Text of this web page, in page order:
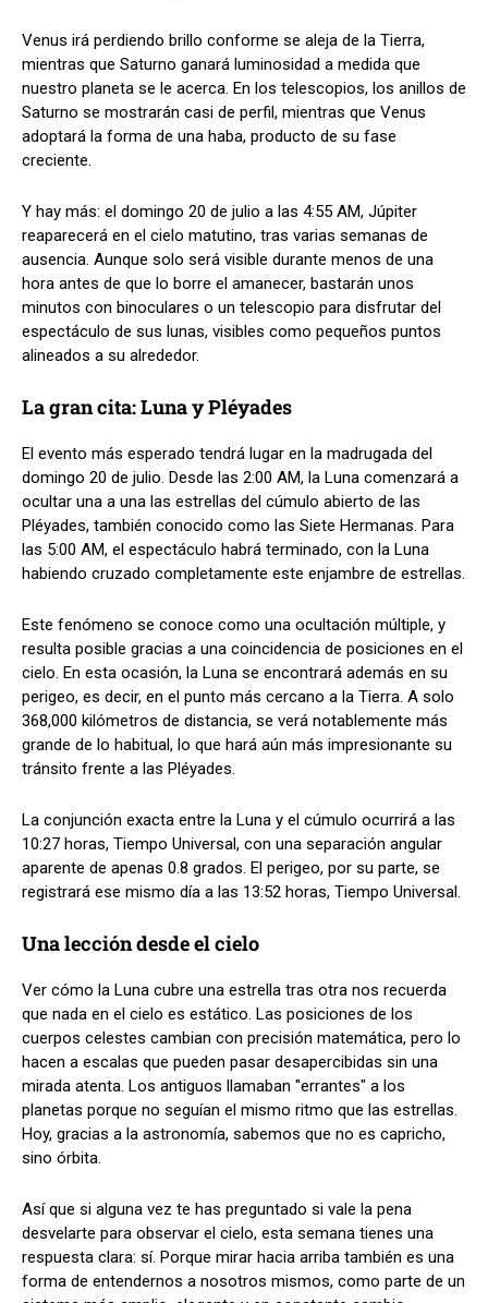
Venus irá perdiendo brillo conforme se aleja de la Tierra,
mientras que Saturno ganará luminosidad a medida que
nuestro planeta se le acerca. En los telescopios, los anillos de
Saturno se mostrarán casi de perfil, mientras que Venus
adoptará la forma de una haba, producto de su fase
creciente.
Y hay más: el domingo 20 de julio a las 4:55 AM, Júpiter
reaparecerá en el cielo matutino, tras varias semanas de
ausencia. Aunque solo será visible durante menos de una
hora antes de que lo borre el amanecer, bastarán unos
minutos con binoculares o un telescopio para disfrutar del
espectáculo de sus lunas, visibles como pequeños puntos
alineados a su alrededor.
La gran cita: Luna y Pléyades
El evento más esperado tendrá lugar en la madrugada del
domingo 20 de julio. Desde las 2:00 AM, la Luna comenzará a
ocultar una a una las estrellas del cúmulo abierto de las
Pléyades, también conocido como las Siete Hermanas. Para
las 5:00 AM, el espectáculo habrá terminado, con la Luna
habiendo cruzado completamente este enjambre de estrellas.
Este fenómeno se conoce como una ocultación múltiple, y
resulta posible gracias a una coincidencia de posiciones en el
cielo. En esta ocasión, la Luna se encontrará además en su
perigeo, es decir, en el punto más cercano a la Tierra. A solo
368,000 kilómetros de distancia, se verá notablemente más
grande de lo habitual, lo que hará aún más impresionante su
tránsito frente a las Pléyades.
La conjunción exacta entre la Luna y el cúmulo ocurrirá a las
10:27 horas, Tiempo Universal, con una separación angular
aparente de apenas 0.8 grados. El perigeo, por su parte, se
registrará ese mismo día a las 13:52 horas, Tiempo Universal.
Una lección desde el cielo
Ver cómo la Luna cubre una estrella tras otra nos recuerda
que nada en el cielo es estático. Las posiciones de los
cuerpos celestes cambian con precisión matemática, pero lo
hacen a escalas que pueden pasar desapercibidas sin una
mirada atenta. Los antiguos llamaban "errantes" a los
planetas porque no seguían el mismo ritmo que las estrellas.
Hoy, gracias a la astronomía, sabemos que no es capricho,
sino órbita.
Así que si alguna vez te has preguntado si vale la pena
desvelarte para observar el cielo, esta semana tienes una
respuesta clara: sí. Porque mirar hacia arriba también es una
forma de entendernos a nosotros mismos, como parte de un